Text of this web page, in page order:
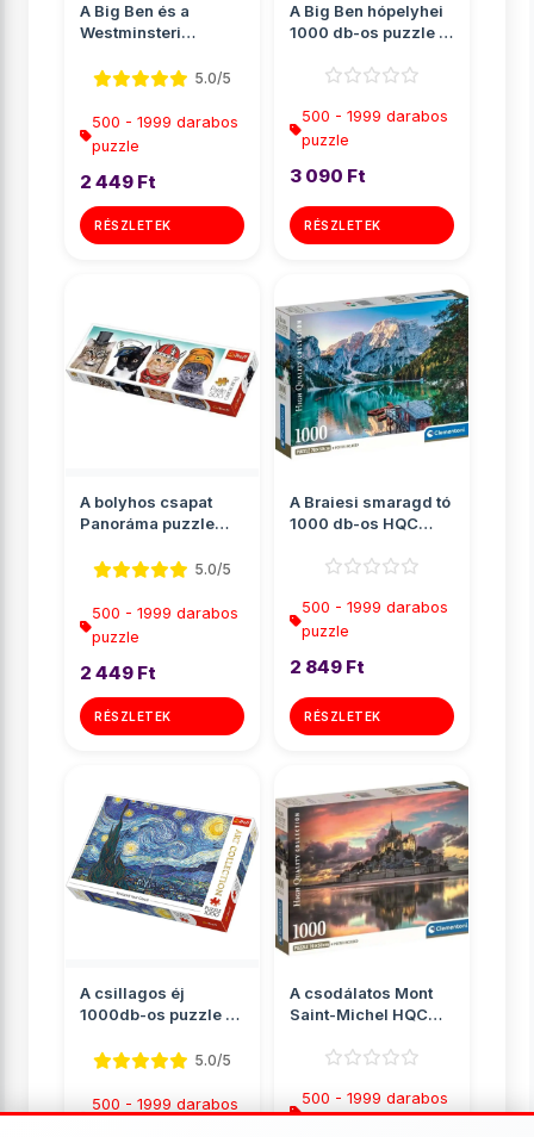
A Big Ben és a
Westminsteri
Panoráma puz...5.0/5
500 - 1999 darabos
puzzle
2 449 Ft
RÉSZLETEK
A Big Ben hópelyhei
1000 db-os puzzle -
500 - 1999 darabos
puzzle
3 090 Ft
RÉSZLETEK
A bolyhos csapat
Panoráma puzzle
5.0/5
500 - 1999 darabos
puzzle
2 449 Ft
RÉSZLETEK
A Braiesi smaragd tó
1000 db-os HQC
Cle...
500 - 1999 darabos
puzzle
2 849 Ft
RÉSZLETEK
A csillagos éj
1000db-os puzzle -
5.0/5
500 - 1999 darabos
A csodálatos Mont
Saint-Michel HQC
poszter...
500 - 1999 darabos